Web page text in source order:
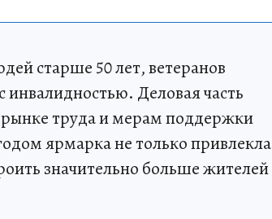
старше 50 лет, ветеранов
Деловая часть
труда и мерам поддержки
ярмарка не только привлекла
значительно больше жителей